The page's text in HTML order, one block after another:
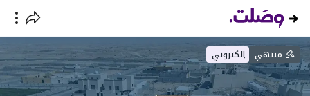
منتهي إلكتروني